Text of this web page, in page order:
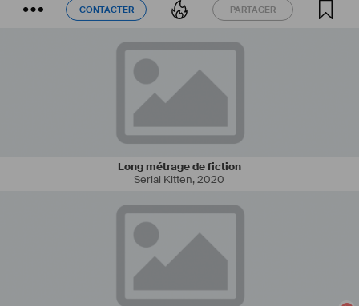
CONTACTER PARTAGER
CONTACTER PARTAGER
Long métrage de fiction
Serial Kitten,2020